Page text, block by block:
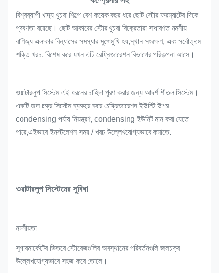
বিশ্বব্যাপী খাদ্য খুচরা শিল্পে বেশ কয়েক বছর ধরে ছোট স্টোর ফরম্যাটের দিকে
প্রবণতা রয়েছে। ছোট আকারের স্টোর খুচরা বিক্রেতারা সাধারণত নমনীয়
বাণিজ্য এলাকার বিন্যাসের সমস্যার মুখোমুখি হয়,স্থান সংরক্ষণ, এবং সর্বোত্তম
শক্তি খরচ, বিশেষ করে যখন এটি রেফ্রিজারেশন বিভাগের পরিকল্পনা আসে।
ওয়াটারলুপ সিস্টেম এই ধরনের চাহিদা পূরণ করার জন্য আদর্শ শীতল সিস্টেম।
একটি জল চক্র সিস্টেম ব্যবহার করে রেফ্রিজারেশন ইউনিট উপর
condensing পর্যায় নিয়ন্ত্রণ, condensing ইউনিট মান করা যেতে
পারে,এইভাবে ইনস্টলেশন সময় / খরচ উল্লেখযোগ্যভাবে কমাতে.
ওয়াটারলুপ সিস্টেমের সুবিধা
নমনীয়তা
সুপারমার্কেটের ভিতরে স্টোরেজগুলির অবস্থানের পরিবর্তনগুলি জলচক্র
উল্লেখযোগ্যভাবে সহজ করে তোলে।